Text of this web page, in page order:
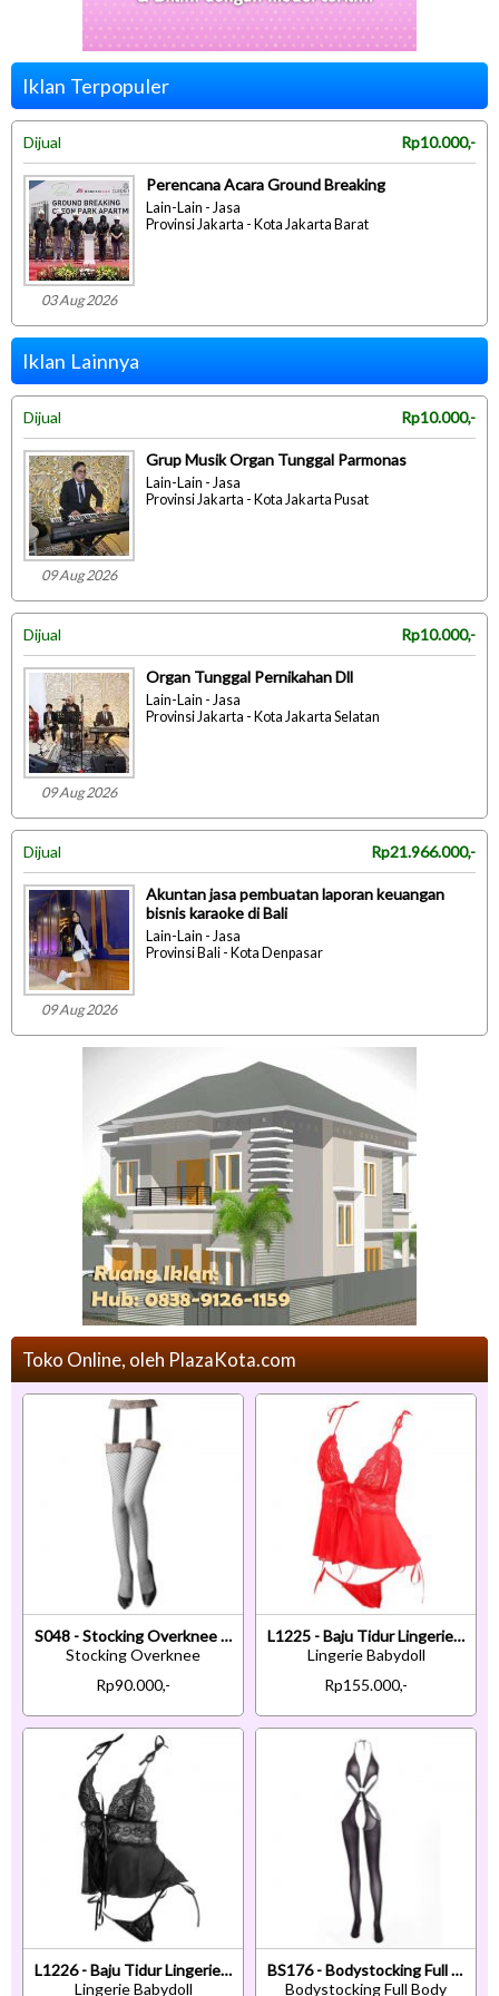
Iklan Terpopuler
Dijual Rp10.000,-
03 Aug 2026
Perencana Acara Ground Breaking
Lain-Lain - Jasa
Provinsi Jakarta - Kota Jakarta Barat
Iklan Lainnya
Dijual Rp10.000,-
09 Aug 2026
Grup Musik Organ Tunggal Parmonas
Lain-Lain - Jasa
Provinsi Jakarta - Kota Jakarta Pusat
Dijual Rp10.000,-
09 Aug 2026
Organ Tunggal Pernikahan Dll
Lain-Lain - Jasa
Provinsi Jakarta - Kota Jakarta Selatan
Dijual Rp21.966.000,-
09 Aug 2026
Akuntan jasa pembuatan laporan keuangan
bisnis karaoke di Bali
Lain-Lain - Jasa
Provinsi Bali - Kota Denpasar
Toko Online, oleh PlazaKota.com
S048 - Stocking Overknee Fishnet Hitam Garter Belt Macan Tutul
Stocking Overknee
Rp90.000,-
L1225 - Baju Tidur Lingerie Babydoll Mini Dress Merah Transparan Cup Openable Crotchless
Lingerie Babydoll
Rp155.000,-
L1226 - Baju Tidur Lingerie Babydoll Mini Dress Hitam Transparan Cup Openable Crotchless
Lingerie Babydoll
BS176 - Bodystocking Full Body Halterneck Hitam Transparan Tali Silang
Bodystocking Full Body